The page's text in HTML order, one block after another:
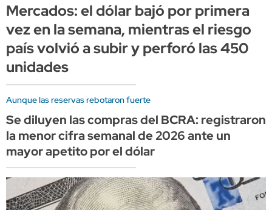
Mercados: el dólar bajó por primera
vez en la semana, mientras el riesgo
país volvió a subir y perforó las 450
unidades
Aunque las reservas rebotaron fuerte
Se diluyen las compras del BCRA: registraron
la menor cifra semanal de 2026 ante un
mayor apetito por el dólar